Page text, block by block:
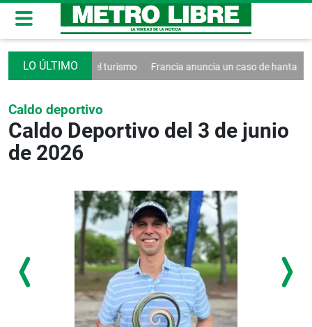
contra el turismo Francia anuncia un caso de hantavirus Andes
Caldo deportivo
Caldo Deportivo del 3 de junio
de 2026